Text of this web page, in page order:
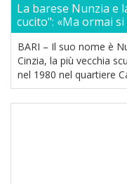
La barese Nunzia e
cucito": «Ma ormai
BARI – Il suo nome è
Cinzia, la più vecchia
nel 1980 nel quartiere